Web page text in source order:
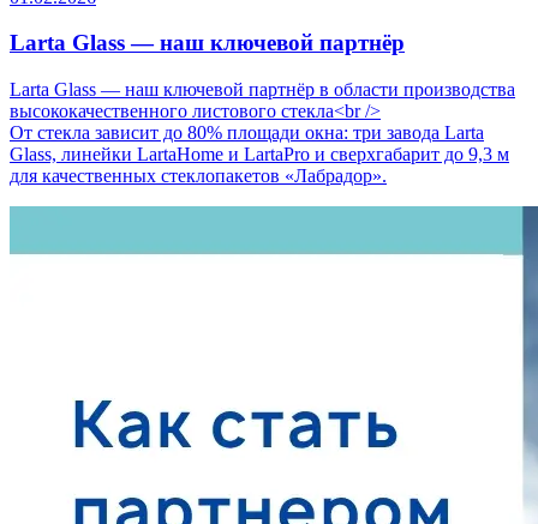
Larta Glass — наш ключевой партнёр
Larta Glass — наш ключевой партнёр в области производства
высококачественного листового стекла<br />
От стекла зависит до 80% площади окна: три завода Larta
Glass, линейки LartaHome и LartaPro и сверхгабарит до 9,3 м
для качественных стеклопакетов «Лабрадор».